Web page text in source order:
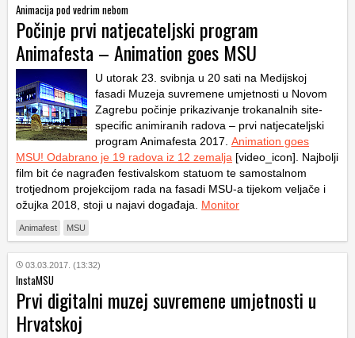
Animacija pod vedrim nebom
Počinje prvi natjecateljski program
Animafesta – Animation goes MSU
U utorak 23. svibnja u 20 sati na Medijskoj
fasadi Muzeja suvremene umjetnosti u Novom
Zagrebu počinje prikazivanje trokanalnih site-
specific animiranih radova – prvi natjecateljski
program Animafesta 2017. Animation goes
MSU! Odabrano je 19 radova iz 12 zemalja [video_icon]. Najbolji
film bit će nagrađen festivalskom statuom te samostalnom
trotjednom projekcijom rada na fasadi MSU-a tijekom veljače i
ožujka 2018, stoji u najavi događaja. Monitor
Animafest MSU
03.03.2017. (13:32)
InstaMSU
Prvi digitalni muzej suvremene umjetnosti u
Hrvatskoj